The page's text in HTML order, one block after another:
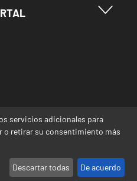
Portal
sitio web desde el
se realizan de forma
contener errores o
servicios adicionales para
o retirar su consentimiento más
Descartar todas De acuerdo